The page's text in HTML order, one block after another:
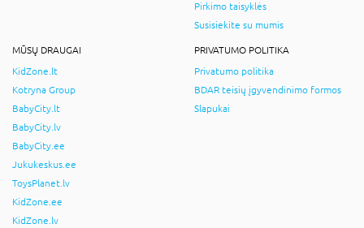
Pirkimo taisyklės
Susisiekite su mumis
MŪSŲ DRAUGAI
KidZone.lt
Kotryna Group
BabyCity.lt
BabyCity.lv
BabyCity.ee
Jukukeskus.ee
ToysPlanet.lv
KidZone.ee
KidZone.lv
PRIVATUMO POLITIKA
Privatumo politika
BDAR teisių įgyvendinimo formos
Slapukai